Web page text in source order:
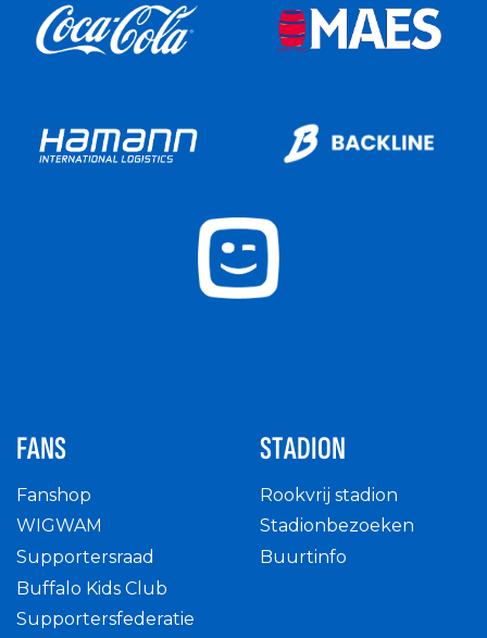
FANS
Fanshop
WIGWAM
Supportersraad
Buffalo Kids Club
Supportersfederatie
STADION
Rookvrij stadion
Stadionbezoeken
Buurtinfo